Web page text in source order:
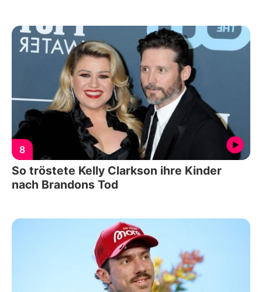
8
So tröstete Kelly Clarkson ihre Kinder
nach Brandons Tod